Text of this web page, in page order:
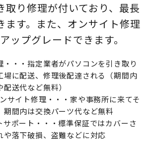
取り修理が付いており、最長
ます。また、オンサイト修理
ップグレードできます。
・・・指定業者がパソコンを引き取り
場に配送、修理後配達される（期間内
送代など無料）
サイト修理・・・家や事務所に来てそ
期間内は交換パーツ代など無料
サポート・・・標準保証ではカバーさ
や落下破損、盗難などに対応